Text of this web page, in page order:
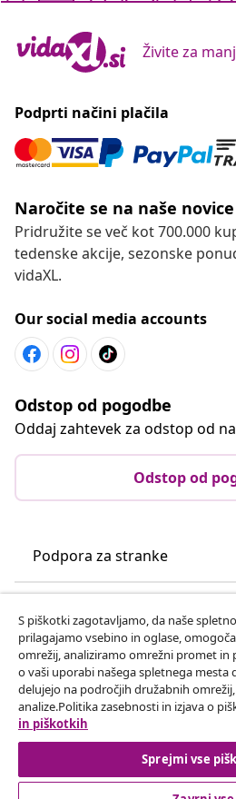
Živite za manj
Podprti načini plačila
Naročite se na naše novice
Pridružite se več kot 700.000
tedenske akcije, sezonske
vidaXL.
Our social media accounts
Odstop od pogodbe
Oddaj zahtevek za odstop od
Odstop od
Podpora za stranke
vidaXL
Odkrijte več
S piškotki zagotavljamo, da naše
prilagajamo vsebino in oglase,
omrežij, analiziramo omrežni promet in
o vaši uporabi našega spletnega mesta
delujejo na področjih družabnih
analize.Politika zasebnosti in izjava o
in piškotkih
Sprejmi vse